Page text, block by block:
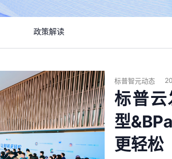
政策解读
标普智元动态
标普
型
更轻松